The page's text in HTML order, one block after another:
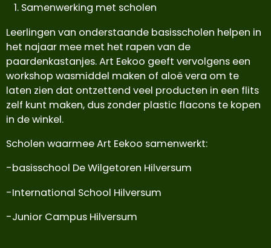
Samenwerking met scholen
Leerlingen van onderstaande basisscholen helpen in
het najaar mee met het rapen van de
paardenkastanjes. Art Eekoo geeft vervolgens een
workshop wasmiddel maken of aloë vera om te
laten zien dat ontzettend veel producten in een flits
zelf kunt maken, dus zonder plastic flacons te kopen
in de winkel.
Scholen waarmee Art Eekoo samenwerkt:
-basisschool De Wilgetoren Hilversum
-International School Hilversum
-Junior Campus Hilversum